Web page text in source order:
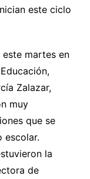
este ciclo
este martes en
Zalazar,
muy
que se
escolar.
la
de